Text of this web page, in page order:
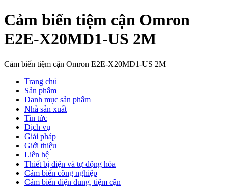
Cảm biến tiệm cận Omron
E2E-X20MD1-US 2M
Cảm biến tiệm cận Omron E2E-X20MD1-US 2M
Trang chủ
Sản phẩm
Danh mục sản phẩm
Nhà sản xuất
Tin tức
Dịch vụ
Giải pháp
Giới thiệu
Liên hệ
Thiết bị điện và tự động hóa
Cảm biến công nghiệp
Cảm biến điện dung, tiệm cận